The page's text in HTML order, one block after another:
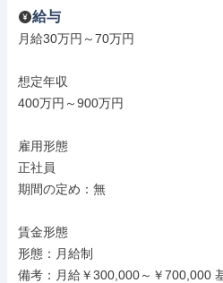
給与
月給30万円～70万円
想定年収
400万円～900万円
雇用形態
正社員
期間の定め：無
賃金形態
形態：月給制
備考：月給￥300,000～￥700,000